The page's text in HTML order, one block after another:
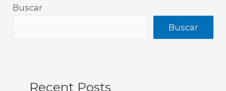
Buscar
Buscar
Recent Posts